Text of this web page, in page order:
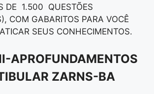
DE 1.500 QUESTÕES
COM GABARITOS PARA VOCÊ
SEUS CONHECIMENTOS.
APROFUNDAMENTOS
ZARNS-BA